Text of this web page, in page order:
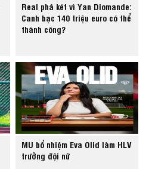
Real phá két vì Yan Diomande:
Canh bạc 140 triệu euro có thể
thành công?
MU bổ nhiệm Eva Olid làm HLV
trưởng đội nữ